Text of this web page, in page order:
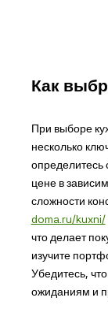
Как
При выборе
несколько
определитесь
цене в
сложности
doma.ru/kuxni/
что делает
изучите
Убедитесь,
ожиданиям и